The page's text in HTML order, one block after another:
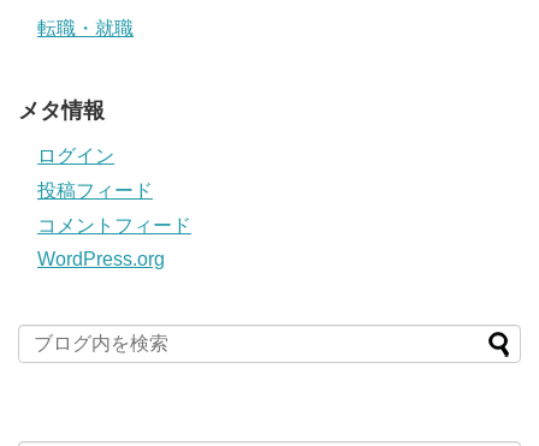
転職・就職
メタ情報
ログイン
投稿フィード
コメントフィード
WordPress.org